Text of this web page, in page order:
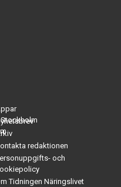
redaktionen
och
Tidningen Näringslivet